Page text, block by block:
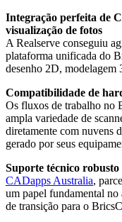
Integração perfeita de
visualização de fotos
A Realserve conseguiu
plataforma unificada do
desenho 2D,
Compatibilidade de
Os fluxos de trabalho no
ampla variedade de
diretamente com nuvens
gerado por seus
Suporte técnico
CADapps Australia,
um papel fundamental
de transição para o